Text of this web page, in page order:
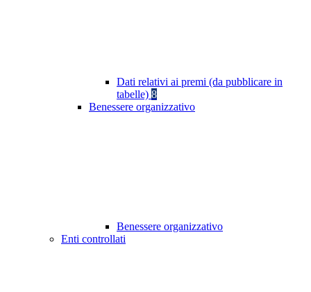
Dati relativi ai premi (da pubblicare in
tabelle) 8
Benessere organizzativo
Benessere organizzativo
Enti controllati